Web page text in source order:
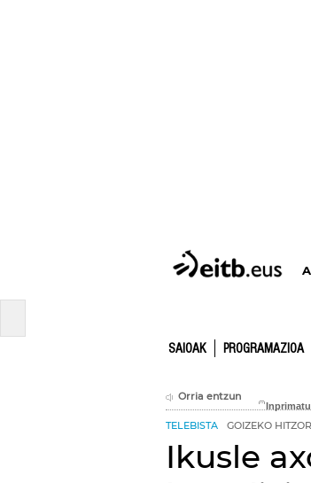
SAIOAK PROGRAMAZIOA
Orria entzun
TELEBISTA GOIZEKO
Ikusle